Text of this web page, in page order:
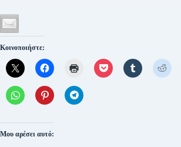
Κοινοποιήστε:
Μου αρέσει αυτό: